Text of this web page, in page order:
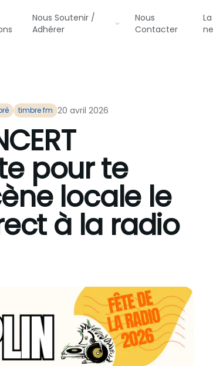
Nous Soutenir /
Adhérer
Nous
Contacter
La
timbre fm 20 avril 2026
pour te
locale le
à la radio